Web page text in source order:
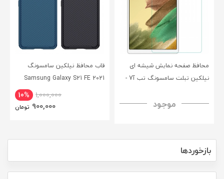
محافظ صفحه نمایش شیشه ای
نیلکین تبلت سامسونگ تب آ7 -
H+ Anti-explosion Tempered
موجود
قاب محافظ نیلکین سامسونگ
Samsung Galaxy S21 FE 2021
10% 1,000,000
900,000 تومان
بازخوردها